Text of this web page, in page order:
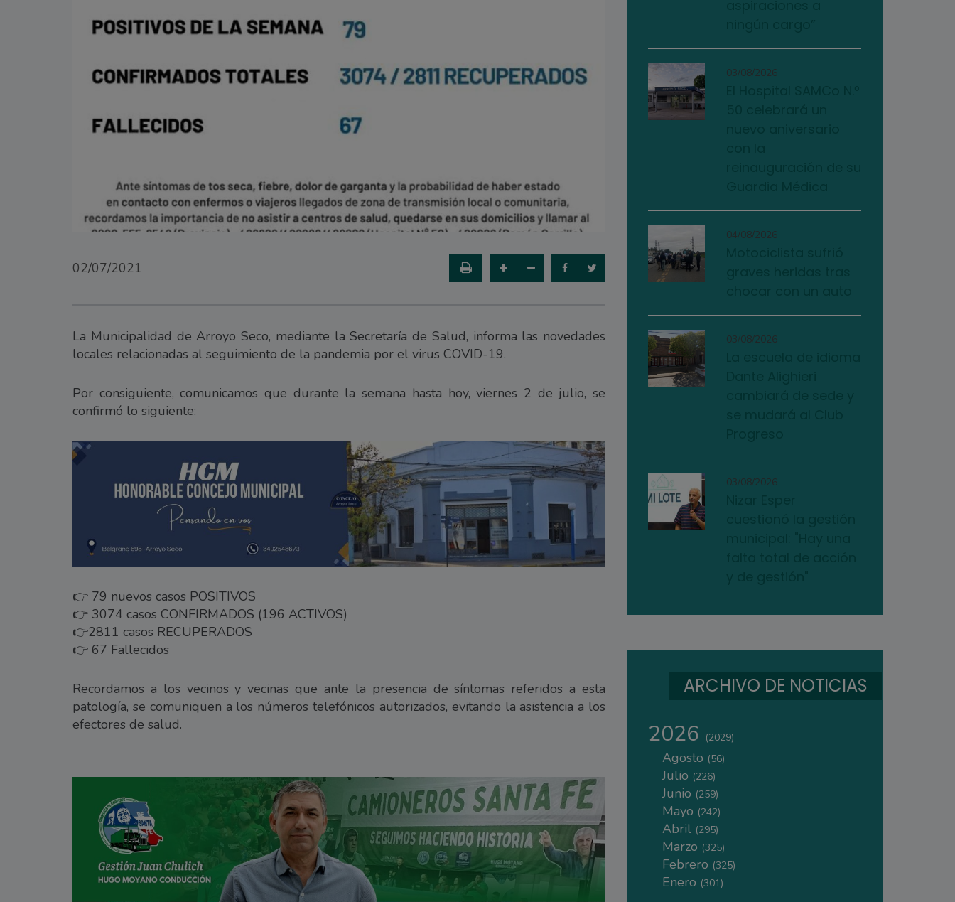
02/07/2021
La Municipalidad de Arroyo Seco, mediante la Secretaría de Salud, informa las novedades
locales relacionadas al seguimiento de la pandemia por el virus COVID-19.
Por consiguiente, comunicamos que durante la semana hasta hoy, viernes 2 de julio, se
confirmó lo siguiente:
👉 79 nuevos casos POSITIVOS
👉 3074 casos CONFIRMADOS (196 ACTIVOS)
👉2811 casos RECUPERADOS
👉 67 Fallecidos
Recordamos a los vecinos y vecinas que ante la presencia de síntomas referidos a esta
patología, se comuniquen a los números telefónicos autorizados, evitando la asistencia a los
efectores de salud.
03/08/2026
04/08/2026
03/08/2026
03/08/2026
ARCHIVO DE NOTICIAS
2026 (2029)
Agosto (56)
Julio (226)
Junio (259)
Mayo (242)
Abril (295)
Marzo (325)
Febrero (325)
Enero (301)